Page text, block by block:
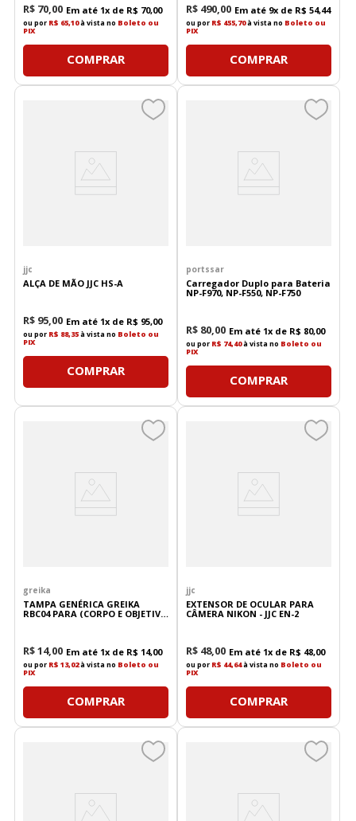
R$ 70 00 Em até 1x de R$ 70,00
ou por R$ 65,10à vista no Boleto ou
PIX
COMPRAR
R$ 490 00 Em até 9x de R$ 54,44
ou por R$ 455,70à vista no Boleto ou
PIX
COMPRAR
jjc
ALÇA DE MÃO JJC HS-A
R$ 95 00 Em até 1x de R$ 95,00
ou por R$ 88,35à vista no Boleto ou
PIX
COMPRAR
portssar
Carregador Duplo para Bateria
NP-F970, NP-F550, NP-F750
R$ 80 00 Em até 1x de R$ 80,00
ou por R$ 74,40à vista no Boleto ou
PIX
COMPRAR
greika
TAMPA GENÉRICA GREIKA
RBC04 PARA (CORPO E OBJETIVA
R$14, 00 Em até 1x de R$ 14,00
ou por R$ 13,02à vista no Boleto ou
PIX
COMPRAR
jjc
EXTENSOR DE OCULAR PARA
CÂMERA NIKON - JJC EN-2
R$ 48, 00 Em até 1x de R$ 48,00
ou por R$ 44,64à vista no Boleto ou
PIX
COMPRAR